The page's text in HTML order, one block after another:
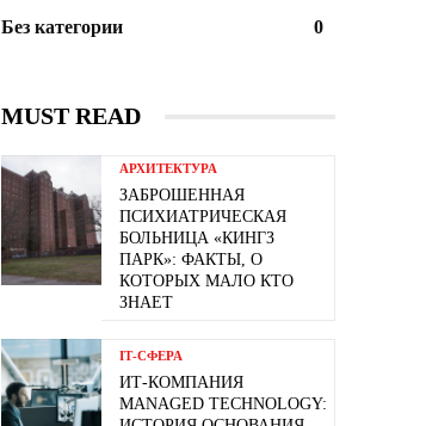
Без категории
0
MUST READ
АРХИТЕКТУРА
ЗАБРОШЕННАЯ
ПСИХИАТРИЧЕСКАЯ
БОЛЬНИЦА «КИНГЗ
ПАРК»: ФАКТЫ, О
КОТОРЫХ МАЛО КТО
ЗНАЕТ
ІТ-СФЕРА
ИТ-КОМПАНИЯ
MANAGED TECHNOLOGY: